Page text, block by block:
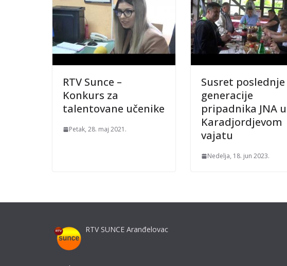
RTV Sunce –
Konkurs za
talentovane učenike
Petak, 28. maj 2021.
Susret poslednje
generacije
pripadnika JNA u
Karadjordjevom
vajatu
Nedelja, 18. jun 2023.
RTV SUNCE Aranđelovac